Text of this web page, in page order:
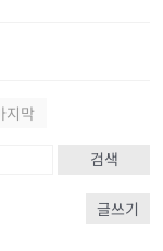
지막
검색
글쓰기